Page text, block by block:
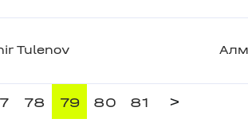
Tulenov
78 79 80 81 >